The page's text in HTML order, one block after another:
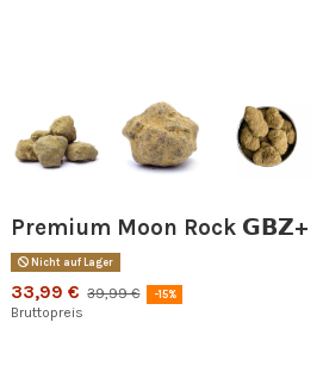
Premium Moon Rock 𝗚𝗕𝗭+
Nicht auf Lager
33,99 € 39,99 € -15%
Bruttopreis